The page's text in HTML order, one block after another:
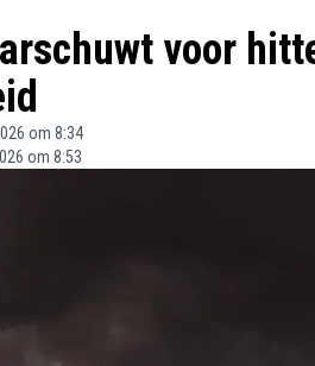
voor
om 8:34
om 8:53